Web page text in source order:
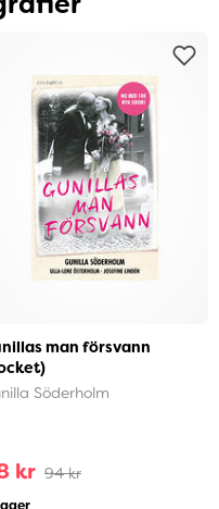
man försvann
Söderholm
kr 94 kr